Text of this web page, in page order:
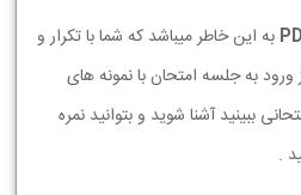
به این خاطر میباشد که شما با تکرار و
به جلسه امتحان با نمونه های
ببینید آشنا شوید و بتوانید نمره
.